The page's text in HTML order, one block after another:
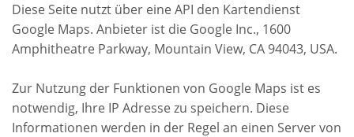
Diese Seite nutzt über eine API den Kartendienst
Google Maps. Anbieter ist die Google Inc., 1600
Amphitheatre Parkway, Mountain View, CA 94043, USA.
Zur Nutzung der Funktionen von Google Maps ist es
notwendig, Ihre IP Adresse zu speichern. Diese
Informationen werden in der Regel an einen Server von